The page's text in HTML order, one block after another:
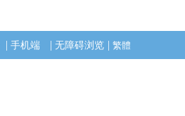
| 手机端 | 无障碍浏览 | 繁體